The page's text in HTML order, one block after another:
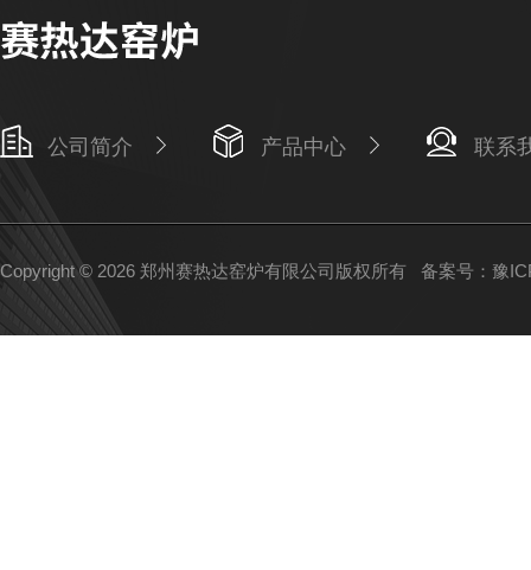
公司简介 产品中心 联系
Copyright © 2026 郑州赛热达窑炉有限公司版权所有 备案号：豫